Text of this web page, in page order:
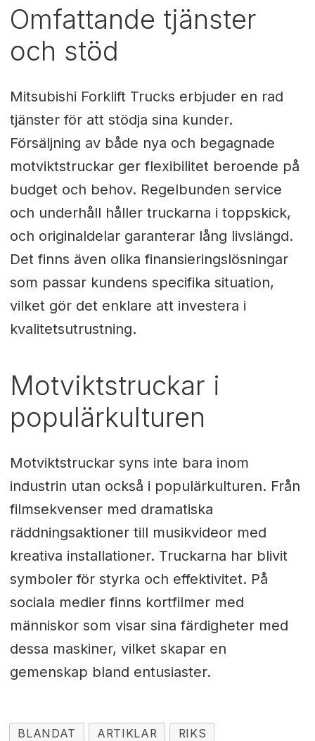
Omfattande tjänster
och stöd
Mitsubishi Forklift Trucks erbjuder en rad
tjänster för att stödja sina kunder.
Försäljning av både nya och begagnade
motviktstruckar ger flexibilitet beroende på
budget och behov. Regelbunden service
och underhåll håller truckarna i toppskick,
och originaldelar garanterar lång livslängd.
Det finns även olika finansieringslösningar
som passar kundens specifika situation,
vilket gör det enklare att investera i
kvalitetsutrustning.
Motviktstruckar i
populärkulturen
Motviktstruckar syns inte bara inom
industrin utan också i populärkulturen. Från
filmsekvenser med dramatiska
räddningsaktioner till musikvideor med
kreativa installationer. Truckarna har blivit
symboler för styrka och effektivitet. På
sociala medier finns kortfilmer med
människor som visar sina färdigheter med
dessa maskiner, vilket skapar en
gemenskap bland entusiaster.
BLANDAT ARTIKLAR RIKS